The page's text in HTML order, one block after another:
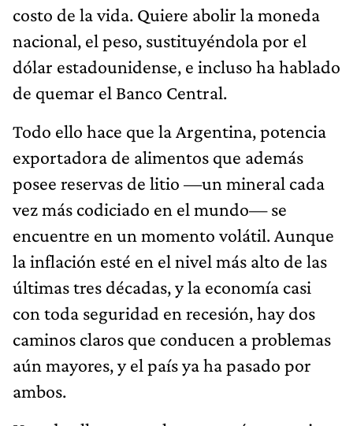
costo de la vida. Quiere abolir la moneda
nacional, el peso, sustituyéndola por el
dólar estadounidense, e incluso ha hablado
de quemar el Banco Central.
Todo ello hace que la Argentina, potencia
exportadora de alimentos que además
posee reservas de litio —un mineral cada
vez más codiciado en el mundo— se
encuentre en un momento volátil. Aunque
la inflación esté en el nivel más alto de las
últimas tres décadas, y la economía casi
con toda seguridad en recesión, hay dos
caminos claros que conducen a problemas
aún mayores, y el país ya ha pasado por
ambos.